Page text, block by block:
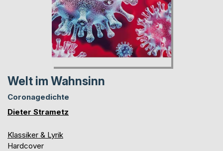
Welt im Wahnsinn
Coronagedichte
Dieter Strametz
Klassiker & Lyrik
Hardcover